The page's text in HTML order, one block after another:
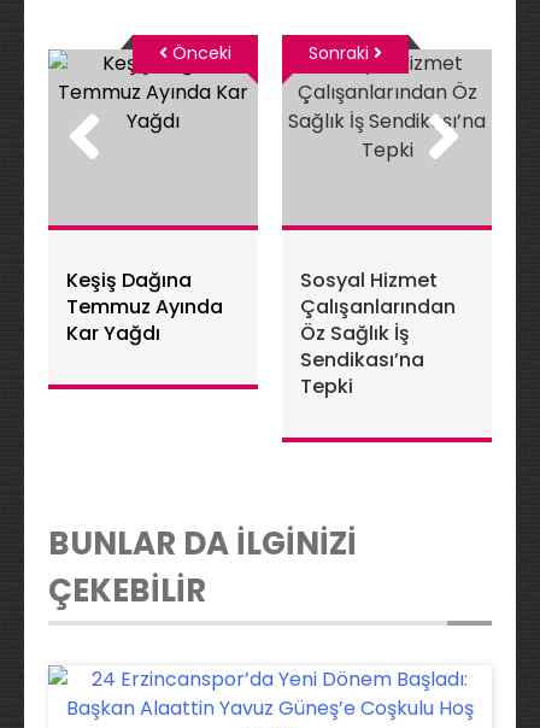
Keşiş Dağına
Temmuz Ayında
Kar Yağdı
Önceki
Sosyal Hizmet
Çalışanlarından
Öz Sağlık İş
Sendikası’na
Tepki
Sonraki
BUNLAR DA İLGİNİZİ
ÇEKEBİLİR